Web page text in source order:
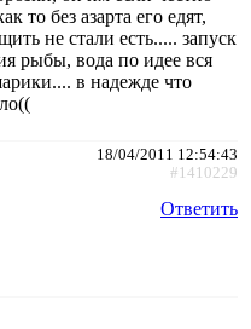
то без азарта его едят,
не стали есть..... запуск
рыбы, вода по идее вся
в надежде что
18/04/2011 12:54:43
#1410229
Ответить